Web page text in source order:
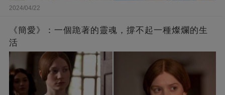
2024/04/22
《簡愛》：一個跪著的靈魂，撐不起一種燦爛的生
活